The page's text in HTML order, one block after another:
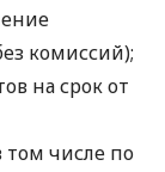
комиссий);
на срок от
том числе по